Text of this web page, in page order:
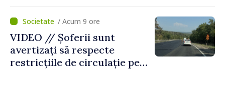
temporară de muncă
/ Acum 9 ore
VIDEO // Șoferii sunt
avertizați să respecte
restricțiile de circulație pe